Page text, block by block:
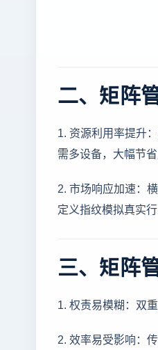
二、矩阵
1. 资源利用率提升
需多设备，大幅节
2. 市场响应加速：
定义指纹模拟真实
三、矩阵
1. 权责易模糊：双
2. 效率易受影响：